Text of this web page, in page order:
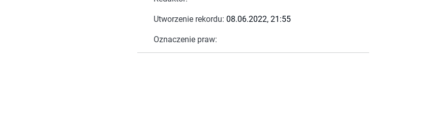
Utworzenie rekordu: 08.06.2022, 21:55
Oznaczenie praw: